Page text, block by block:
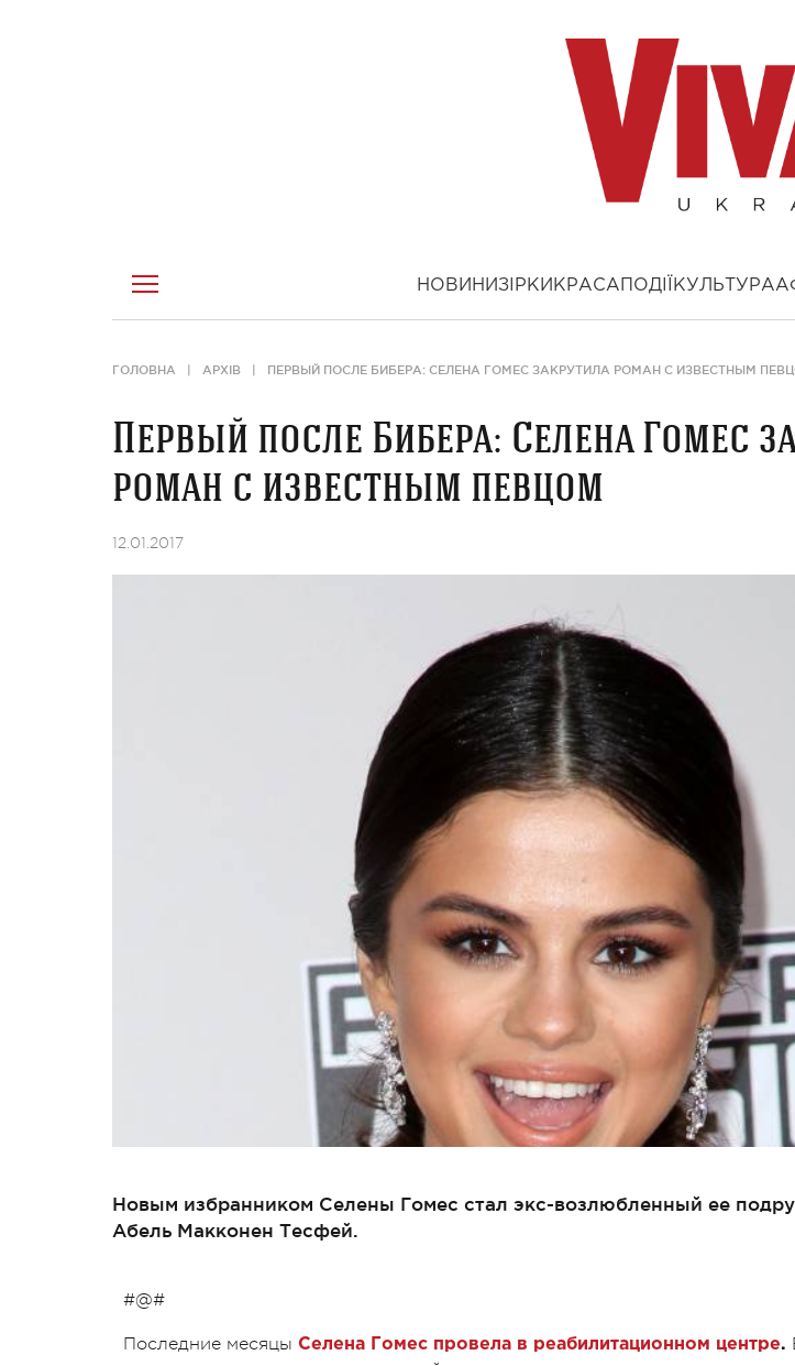
НОВИНИ ЗІРКИ КРАСА ПОДІЇ КУЛЬТУРА
ГОЛОВНА АРХІВ ПЕРВЫЙ ПОСЛЕ БИБЕРА: СЕЛЕНА ГОМЕС ЗАКРУТИЛА РОМАН С ИЗВЕСТНЫМ
Первый после Бибера: Селена Гомес
роман с известным певцом
12.01.2017
Новым избранником Селены Гомес стал экс-возлюбленный ее
Абель Макконен Тесфей.
#@#
Последние месяцы Селена Гомес провела в реабилитационном центре.